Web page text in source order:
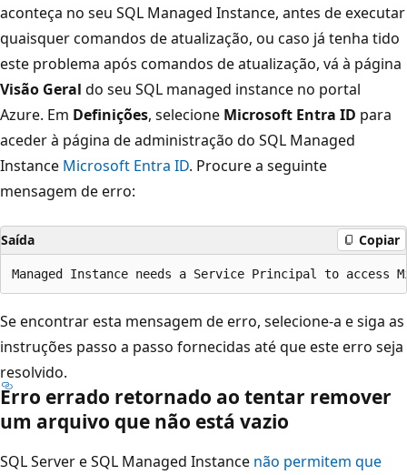
aconteça no seu SQL Managed Instance, antes de executar
quaisquer comandos de atualização, ou caso já tenha tido
este problema após comandos de atualização, vá à página
Visão Geral do seu SQL managed instance no portal
Azure. Em Definições, selecione Microsoft Entra ID para
aceder à página de administração do SQL Managed
Instance Microsoft Entra ID. Procure a seguinte
mensagem de erro:
Saída Copiar
Se encontrar esta mensagem de erro, selecione-a e siga as
instruções passo a passo fornecidas até que este erro seja
resolvido.
Erro errado retornado ao tentar remover
um arquivo que não está vazio
SQL Server e SQL Managed Instance não permitem que